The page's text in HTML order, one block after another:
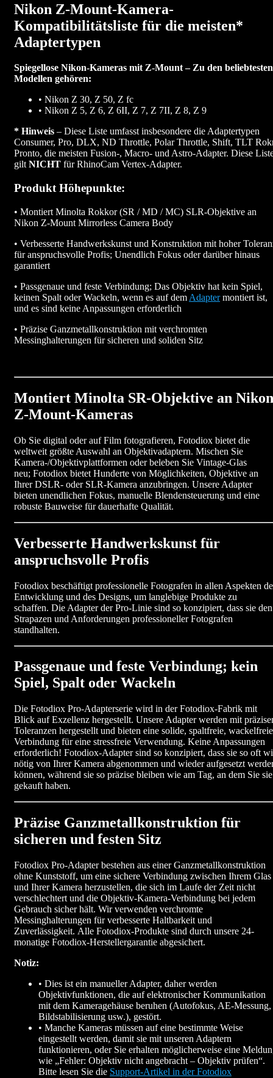
Nikon Z-Mount-Kamera-
Kompatibilitätsliste für die meisten*
Adaptertypen
Spiegellose Nikon-Kameras mit Z-Mount – Zu den beliebtesten
Modellen gehören:
• Nikon Z 30, Z 50, Z fc
• Nikon Z 5, Z 6, Z 6II, Z 7, Z 7II, Z 8, Z 9
* Hinweis – Diese Liste umfasst insbesondere die Adaptertypen
Consumer, Pro, DLX, ND Throttle, Polar Throttle, Shift, TLT
Pronto, die meisten Fusion-, Macro- und Astro-Adapter. Diese
giltNICHT für RhinoCam Vertex-Adapter.
Produkt Höhepunkte:
• Montiert Minolta Rokkor (SR / MD / MC) SLR-Objektive an
Nikon Z-Mount Mirrorless Camera Body
• Verbesserte Handwerkskunst und Konstruktion mit hoher
für anspruchsvolle Profis; Unendlich Fokus oder darüber hinaus
garantiert
• Passgenaue und feste Verbindung; Das Objektiv hat kein Spiel,
keinen Spalt oder Wackeln, wenn es auf dem Adaptermontiert ist,
und es sind keine Anpassungen erforderlich
• Präzise Ganzmetallkonstruktion mit verchromten
Messinghalterungen für sicheren und soliden Sitz
Montiert Minolta SR-Objektive an Nikon
Z-Mount-Kameras
Ob Sie digital oder auf Film fotografieren, Fotodiox bietet die
weltweit größte Auswahl an Objektivadaptern. Mischen Sie
Kamera-/Objektivplattformen oder beleben Sie Vintage-Glas
neu; Fotodiox bietet Hunderte von Möglichkeiten, Objektive an
Ihrer DSLR- oder SLR-Kamera anzubringen. Unsere Adapter
bieten unendlichen Fokus, manuelle Blendensteuerung und eine
robuste Bauweise für dauerhafte Qualität.
Verbesserte Handwerkskunst für
anspruchsvolle Profis
Fotodiox beschäftigt professionelle Fotografen in allen Aspekten
Entwicklung und des Designs, um langlebige Produkte zu
schaffen. Die Adapter der Pro-Linie sind so konzipiert, dass sie den
Strapazen und Anforderungen professioneller Fotografen
standhalten.
Passgenaue und feste Verbindung; kein
Spiel, Spalt oder Wackeln
Die Fotodiox Pro-Adapterserie wird in der Fotodiox-Fabrik mit
Blick auf Exzellenz hergestellt. Unsere Adapter werden mit
Toleranzen hergestellt und bieten eine solide, spaltfreie, wackelfreie
Verbindung für eine stressfreie Verwendung. Keine Anpassungen
erforderlich! Fotodiox-Adapter sind so konzipiert, dass sie so oft
nötig von Ihrer Kamera abgenommen und wieder aufgesetzt
können, während sie so präzise bleiben wie am Tag, an dem Sie sie
gekauft haben.
Präzise Ganzmetallkonstruktion für
sicheren und festen Sitz
Fotodiox Pro-Adapter bestehen aus einer Ganzmetallkonstruktion
ohne Kunststoff, um eine sichere Verbindung zwischen Ihrem Glas
und Ihrer Kamera herzustellen, die sich im Laufe der Zeit nicht
verschlechtert und die Objektiv-Kamera-Verbindung bei jedem
Gebrauch sicher hält. Wir verwenden verchromte
Messinghalterungen für verbesserte Haltbarkeit und
Zuverlässigkeit. Alle Fotodiox-Produkte sind durch unsere 24-
monatige Fotodiox-Herstellergarantie abgesichert.
Notiz:
• Dies ist ein manueller Adapter, daher werden
Objektivfunktionen, die auf elektronischer Kommunikation
mit dem Kameragehäuse beruhen (Autofokus, AE-Messung,
Bildstabilisierung usw.), gestört.
• Manche Kameras müssen auf eine bestimmte Weise
eingestellt werden, damit sie mit unseren Adaptern
funktionieren, oder Sie erhalten möglicherweise eine
wie „Fehler: Objektiv nicht angebracht – Objektiv prüfen“.
Bitte lesen Sie die Support-Artikel in der Fotodiox